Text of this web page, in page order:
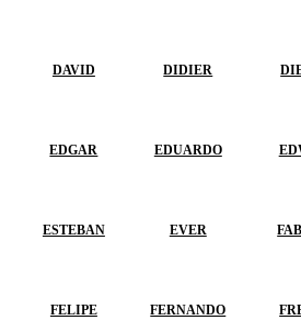
DAVID DIDIER
EDGAR EDUARDO
ESTEBAN EVER
FELIPE FERNANDO